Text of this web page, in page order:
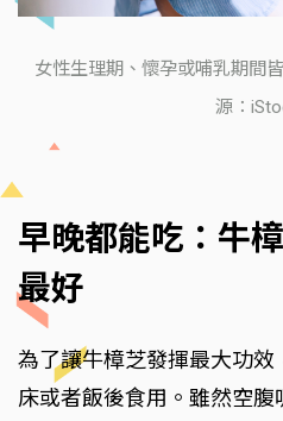
女性生理期、懷孕或哺乳期間
源：
早晚都能吃：牛
最好
為了讓牛樟芝發揮最大功
床或者飯後食用。雖然空